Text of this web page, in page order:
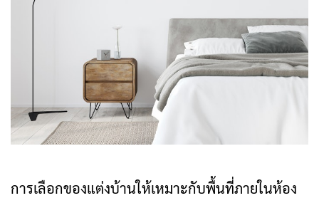
การเลือกของแต่งบ้านให้เหมาะกับพื้นที่ภายในห้อง